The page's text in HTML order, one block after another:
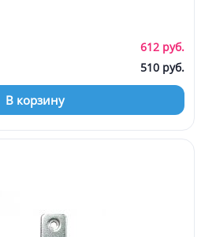
612 руб.
510 руб.
В корзину